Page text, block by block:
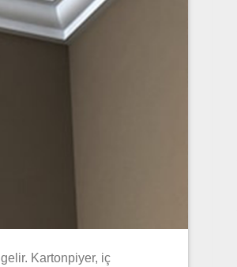
Kartonpiyer, iç